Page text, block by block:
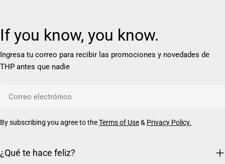
If you know, you know.
Ingresa tu correo para recibir las promociones y novedades de
THP antes que nadie
By subscribing you agree to theTerms of Use& Privacy Policy.
¿Qué te hace feliz?